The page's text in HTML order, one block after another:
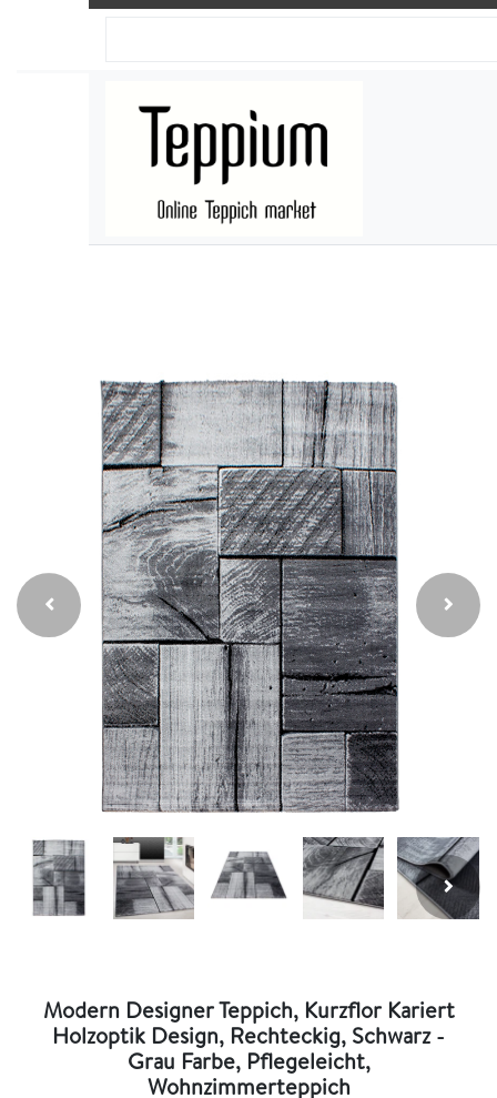
Modern Designer Teppich, Kurzflor Kariert
Holzoptik Design, Rechteckig, Schwarz -
Grau Farbe, Pflegeleicht,
Wohnzimmerteppich